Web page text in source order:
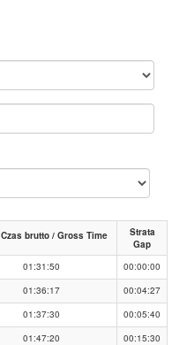
Czas brutto / Gross Time
Strata
Gap
01:31:50
00:00:00
01:36:17
00:04:27
01:37:30
00:05:40
01:47:20
00:15:30